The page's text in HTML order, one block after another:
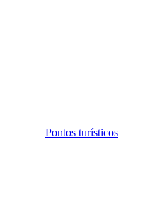
Pontos turísticos